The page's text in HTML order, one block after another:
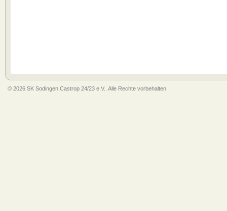
© 2026 SK Sodingen Castrop 24/23 e.V.. Alle Rechte vorbehalten